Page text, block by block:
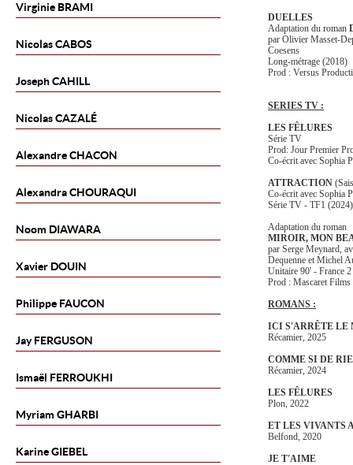
Virginie BRAMI
NicolasCABOS
JosephCAHILL
NicolasCAZALÉ
AlexandreCHACON
AlexandraCHOURAQUI
Noom DIAWARA
Xavier DOUIN
Philippe FAUCON
JayFERGUSON
Ismaël FERROUKHI
Myriam GHARBI
KarineGIEBEL
DUELLES
Adaptation du roman
par Olivier Masset-
Coesens
Long-métrage (2018)
Prod : Versus
SERIES TV :
LES FÊLURES
Série TV
Prod: Jour Premier
Co-écrit avec Sophia
ATTRACTION (
Co-écrit avec Sophia
Série TV - TF1 (2024)
Adaptation du roman
MIROIR, MON
par Serge Meynard,
Dequenne et Michel
Unitaire 90' - France
Prod : Mascaret
ROMANS :
ICI S'ARRÊTE LE
Récamier, 2025
COMME SI DE
Récamier, 2024
LES FÊLURES
Plon, 2022
ET LES VIVANTS
Belfond, 2020
JE T'AIME